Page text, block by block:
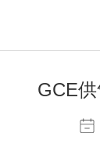
GCE